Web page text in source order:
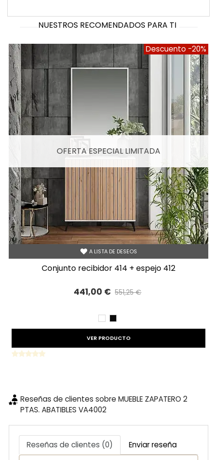
NUESTROS RECOMENDADOS PARA TI
Descuento -20%
A LISTA DE DESEOS
OFERTA ESPECIAL LIMITADA
conjunto recibidor 414 + espejo 412
441,00 € 551,25 €
BLANCO
NEGRO
VER PRODUCTO
Reseñas de clientes sobre MUEBLE ZAPATERO 2
PTAS. ABATIBLES VA4002
Reseñas de clientes (0) Enviar reseña